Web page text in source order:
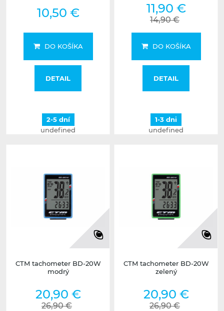
10,50 €
DO KOŠÍKA
DETAIL
2-5 dní
undefined
11,90 €
14,90 €
DO KOŠÍKA
DETAIL
1-3 dni
undefined
CTM tachometer BD-20W
modrý
20,90 €
26,90 €
CTM tachometer BD-20W
zelený
20,90 €
26,90 €